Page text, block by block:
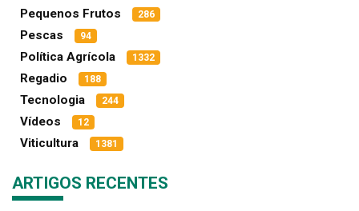
Pequenos Frutos 286
Pescas 94
Política Agrícola 1332
Regadio 188
Tecnologia 244
Vídeos 12
Viticultura 1381
ARTIGOS RECENTES